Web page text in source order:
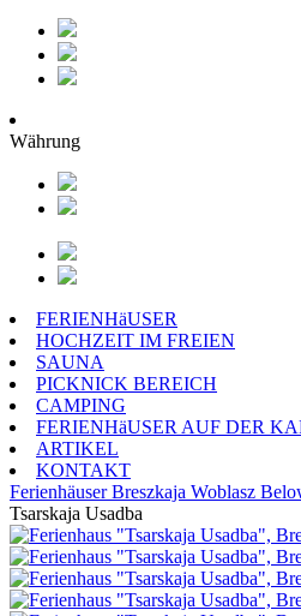
Währung
FERIENHäUSER
HOCHZEIT IM FREIEN
SAUNA
PICKNICK BEREICH
CAMPING
FERIENHäUSER AUF DER
ARTIKEL
KONTAKT
Ferienhäuser Breszkaja Woblasz
Tsarskaja Usadba